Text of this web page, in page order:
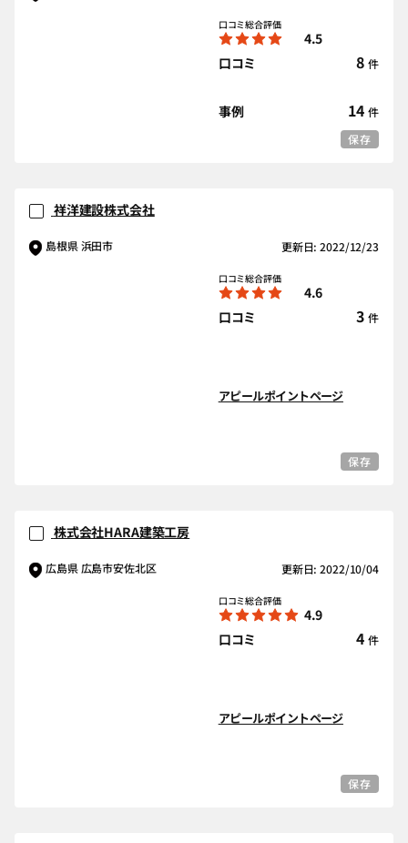
口コミ総合評価
4.5
口コミ
8 件
事例 14 件
保存
祥洋建設株式会社
島根県 浜田市 更新日: 2022/12/23
口コミ総合評価
4.6
口コミ
3 件
アピールポイントページ
保存
株式会社HARA建築工房
広島県 広島市安佐北区 更新日: 2022/10/04
口コミ総合評価
4.9
口コミ
4 件
アピールポイントページ
保存